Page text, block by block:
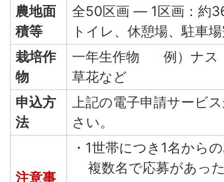
農地面
積等
全50区画 ― 1区画：約
トイレ、休憩場、駐車
栽培作
物
一年生作物 例）ナス
草花など
申込方
法
上記の電子申請サービ
さい。
注意事
・1世帯につき1名から
複数名で応募があっ